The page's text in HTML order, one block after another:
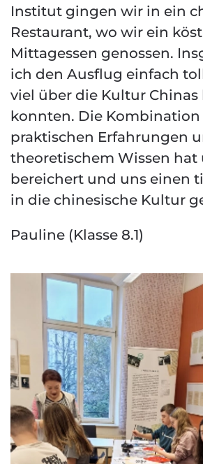
Institut gingen wir in ein
Restaurant, wo wir ein
Mittagessen genossen.
ich den Ausflug einfach
viel über die Kultur Chinas
konnten. Die Kombination
praktischen Erfahrungen
theoretischem Wissen hat
bereichert und uns einen
in die chinesische Kultur
Pauline (Klasse 8.1)